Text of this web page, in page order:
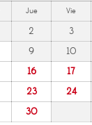
Jue Vie
2 3
9 10
16 17
23 24
30